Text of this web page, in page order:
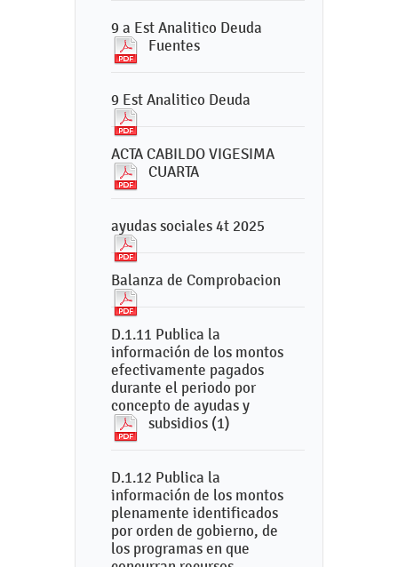
9 a Est Analitico Deuda
Fuentes
9 Est Analitico Deuda
ACTA CABILDO VIGESIMA
CUARTA
ayudas sociales 4t 2025
Balanza de Comprobacion
D.1.11 Publica la
información de los montos
efectivamente pagados
durante el periodo por
concepto de ayudas y
subsidios (1)
D.1.12 Publica la
información de los montos
plenamente identificados
por orden de gobierno, de
los programas en que